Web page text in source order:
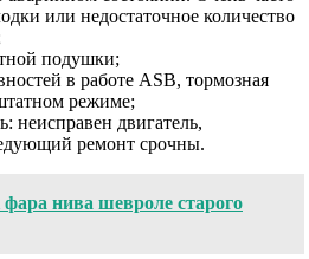
или недостаточное количество
подушки;
в работе ASB, тормозная
режиме;
неисправен двигатель,
ремонт срочны.
нива шевроле старого